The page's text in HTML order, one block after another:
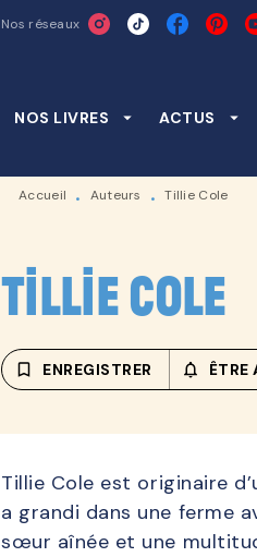
RECHERCHE
Nos réseaux
NOS LIVRES arrow_drop_down ACTUS arrow_drop_down
Accueil • Auteurs • Tillie Cole
Tillie Cole
bookmark_border ENREGISTRER ÊTRE
Tillie Cole est originaire
a grandi dans une ferme
sœur aînée et une